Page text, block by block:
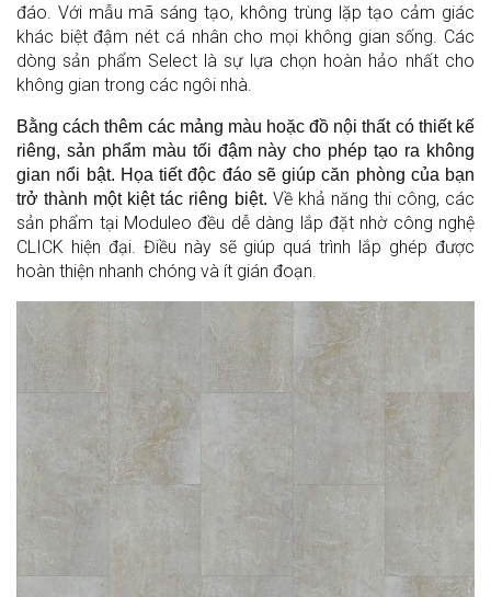
đáo. Với mẫu mã sáng tạo, không trùng lặp tạo cảm giác
khác biệt đậm nét cá nhân cho mọi không gian sống. Các
dòng sản phẩm Select là sự lựa chọn hoàn hảo nhất cho
không gian trong các ngôi nhà.
Bằng cách thêm các mảng màu hoặc đồ nội thất có thiết kế
riêng, sản phẩm màu tối đậm này cho phép tạo ra không
gian nổi bật. Họa tiết độc đáo sẽ giúp căn phòng của bạn
trở thành một kiệt tác riêng biệt. Về khả năng thi công, các
sản phẩm tại Moduleo đều dễ dàng lắp đặt nhờ công nghệ
CLICK hiện đại. Điều này sẽ giúp quá trình lắp ghép được
hoàn thiện nhanh chóng và ít gián đoạn.